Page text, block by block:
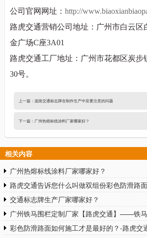
公司官网网址： http://
路虎交通营销公司地址：广州市白云区
金广场C座3A01
路虎交通工厂地址：广州市花都区炭步
30号。
上一篇： 道路交通标志牌在制作生产中应要注意的问题
下一篇： 广州热熔标线涂料厂家哪家好？
相关内容
广州热熔标线涂料厂家哪家好？
路虎交通告诉您什么叫做双组份彩色防滑路
交通标志牌生产厂家哪家好？
广州铁马围栏定制厂家【路虎交通】——铁
彩色防滑路面如何施工才是最好的？-路虎交